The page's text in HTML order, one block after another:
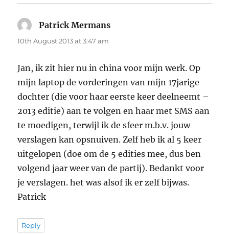
Patrick Mermans
10th August 2013 at 3:47 am
Jan, ik zit hier nu in china voor mijn werk. Op
mijn laptop de vorderingen van mijn 17jarige
dochter (die voor haar eerste keer deelneemt –
2013 editie) aan te volgen en haar met SMS aan
te moedigen, terwijl ik de sfeer m.b.v. jouw
verslagen kan opsnuiven. Zelf heb ik al 5 keer
uitgelopen (doe om de 5 edities mee, dus ben
volgend jaar weer van de partij). Bedankt voor
je verslagen. het was alsof ik er zelf bijwas.
Patrick
Reply